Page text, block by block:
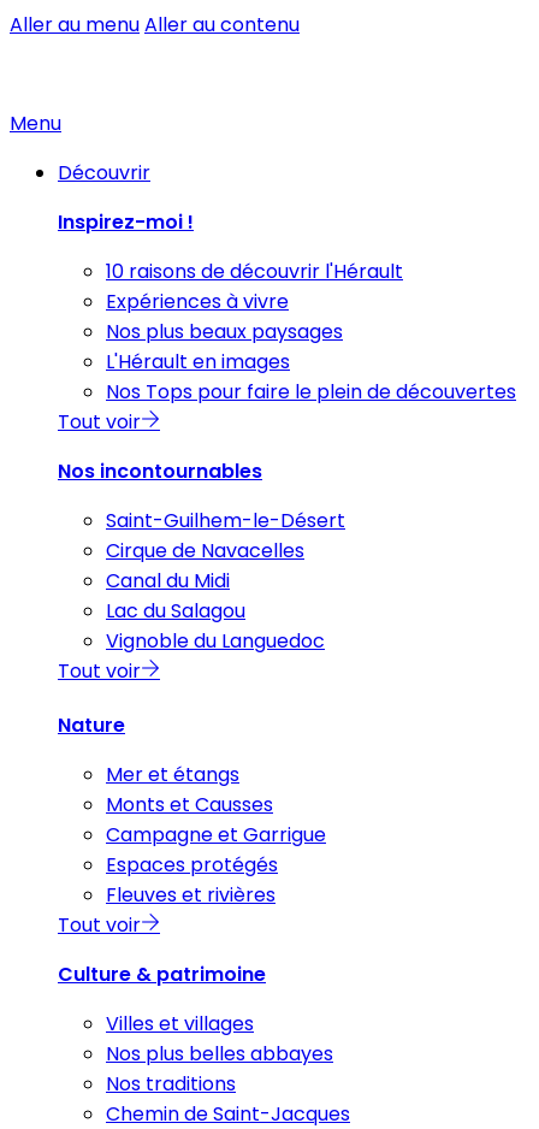
Aller au menuAller au contenu
Menu
Découvrir
Inspirez-moi !
10 raisons de découvrir l'Hérault
Expériences à vivre
Nos plus beaux paysages
L'Hérault en images
Nos Tops pour faire le plein de découvertes
Tout voir
Nos incontournables
Saint-Guilhem-le-Désert
Cirque de Navacelles
Canal du Midi
Lac du Salagou
Vignoble du Languedoc
Tout voir
Nature
Mer et étangs
Monts et Causses
Campagne et Garrigue
Espaces protégés
Fleuves et rivières
Tout voir
Culture & patrimoine
Villes et villages
Nos plus belles abbayes
Nos traditions
Chemin de Saint-Jacques